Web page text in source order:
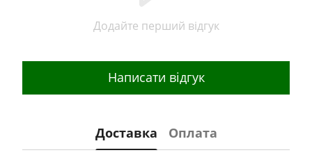
Додайте перший відгук
Написати відгук
Доставка Оплата